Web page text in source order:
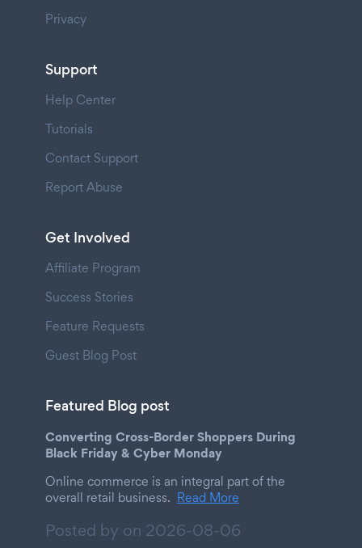
Privacy
Support
Help Center
Tutorials
Contact Support
Report Abuse
Get Involved
Affiliate Program
Success Stories
Feature Requests
Guest Blog Post
Featured Blog post
Converting Cross-Border Shoppers During
Black Friday & Cyber Monday
Online commerce is an integral part of the
overall retail business. Read More
Posted by on 2026-08-06